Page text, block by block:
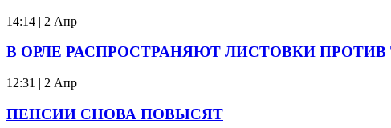
14:14 | 2 Апр
В ОРЛЕ РАСПРОСТРАНЯЮТ ЛИСТОВКИ
12:31 | 2 Апр
ПЕНСИИ СНОВА ПОВЫСЯТ